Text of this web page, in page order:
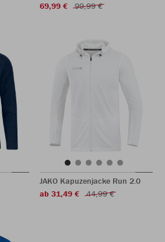
69,99 €
99,99 €
JAKO Kapuzenjacke Run 2.0
ab 31,49 €
44,99 €